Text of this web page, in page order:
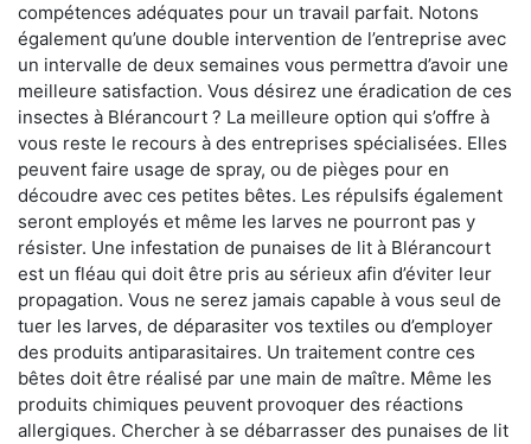
compétences adéquates pour un travail parfait. Notons
également qu’une double intervention de l’entreprise avec
un intervalle de deux semaines vous permettra d’avoir une
meilleure satisfaction. Vous désirez une éradication de ces
insectes à Blérancourt ? La meilleure option qui s’offre à
vous reste le recours à des entreprises spécialisées. Elles
peuvent faire usage de spray, ou de pièges pour en
découdre avec ces petites bêtes. Les répulsifs également
seront employés et même les larves ne pourront pas y
résister. Une infestation de punaises de lit à Blérancourt
est un fléau qui doit être pris au sérieux afin d’éviter leur
propagation. Vous ne serez jamais capable à vous seul de
tuer les larves, de déparasiter vos textiles ou d’employer
des produits antiparasitaires. Un traitement contre ces
bêtes doit être réalisé par une main de maître. Même les
produits chimiques peuvent provoquer des réactions
allergiques. Chercher à se débarrasser des punaises de lit